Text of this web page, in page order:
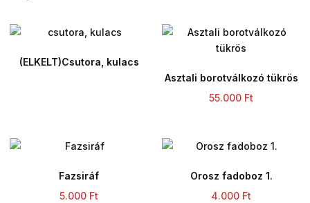
(ELKELT)Csutora, kulacs
Asztali borotválkozó tükrös
55.000 Ft
Fazsiráf
5.000 Ft
Orosz fadoboz 1.
4.000 Ft